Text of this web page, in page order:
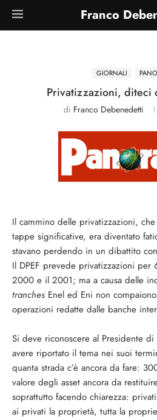
Franco
GIORNALI
Privatizzazioni, diteci
di Franco Debenedetti
Il cammino delle privatizzazioni,
tappe significative, era diventato
stavano perdendo in un dibattito
Il DPEF prevede privatizzazioni
2000 e il 2001; ma a causa delle
tranches Enel ed Eni non
operazioni redatte dalle banche
Si deve riconoscere al Presidente
avere riportato il tema nei suoi
quanta strada c’è ancora da fare:
valore degli asset ancora da
soprattutto facendo chiarezza:
ai privati la proprietà, tutta la